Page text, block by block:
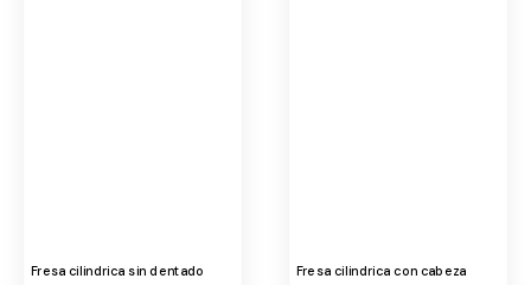
Fresa cilindrica sin dentado
Fresa cilindrica con cabeza